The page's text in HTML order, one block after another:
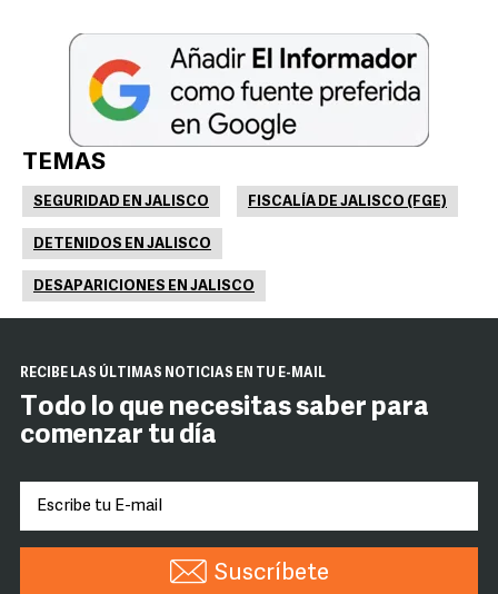
TEMAS
SEGURIDAD EN JALISCO FISCALÍA DE JALISCO (FGE)
DETENIDOS EN JALISCO
DESAPARICIONES EN JALISCO
RECIBE LAS ÚLTIMAS NOTICIAS EN TU E-MAIL
Todo lo que necesitas saber para
comenzar tu día
Suscríbete